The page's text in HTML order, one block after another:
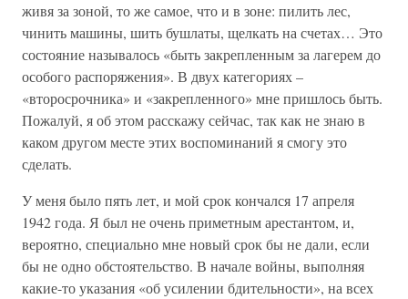
живя за зоной, то же самое, что и в зоне: пилить лес,
чинить машины, шить бушлаты, щелкать на счетах… Это
состояние называлось «быть закрепленным за лагерем до
особого распоряжения». В двух категориях –
«второсрочника» и «закрепленного» мне пришлось быть.
Пожалуй, я об этом расскажу сейчас, так как не знаю в
каком другом месте этих воспоминаний я смогу это
сделать.
У меня было пять лет, и мой срок кончался 17 апреля
1942 года. Я был не очень приметным арестантом, и,
вероятно, специально мне новый срок бы не дали, если
бы не одно обстоятельство. В начале войны, выполняя
какие-то указания «об усилении бдительности», на всех